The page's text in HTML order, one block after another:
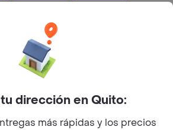
cerca de ti
dirección en Quito:
más rápidas y los precios